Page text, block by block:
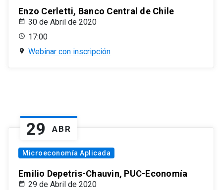
Enzo Cerletti, Banco Central de Chile
30 de Abril de 2020
17:00
Webinar con inscripción
29 ABR
Microeconomía Aplicada
Emilio Depetris-Chauvin, PUC-Economía
29 de Abril de 2020